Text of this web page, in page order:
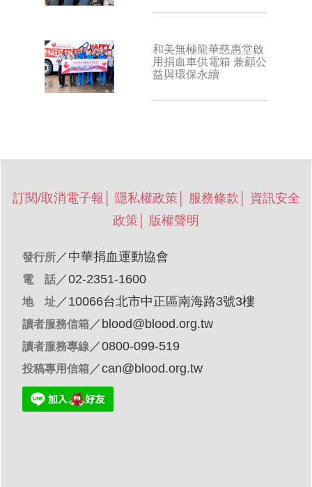
和美無極龍華慈惠堂啟
用捐血車供電箱 兼顧公
益與環保永續
訂閱/取消電子報 隱私權政策 服務條款
資訊安全
政策
版權聲明
發行所／ 中華捐血運動協會
電 話／02-2351-1600
地 址／10066台北市中正區南海路3號3樓
讀者服務信箱／ blood@blood.org.tw
讀者服務專線 ／0800-099-519
投稿專用信箱／can@blood.org.tw